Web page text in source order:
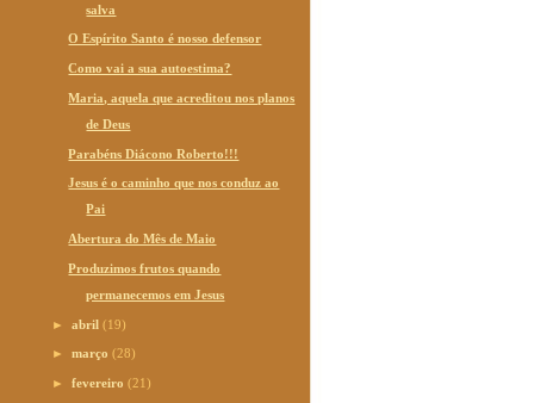
salva
O Espírito Santo é nosso defensor
Como vai a sua autoestima?
Maria, aquela que acreditou nos planos
de Deus
Parabéns Diácono Roberto!!!
Jesus é o caminho que nos conduz ao
Pai
Abertura do Mês de Maio
Produzimos frutos quando
permanecemos em Jesus
►abril(19)
►março(28)
►fevereiro(21)